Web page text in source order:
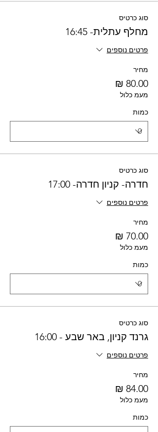
סוג כרטיס
מחלף עתלית- 16:45
פרטים נוספים
מחיר
מעמ כלול
כמות
סוג כרטיס
חדרה- קניון חדרה- 17:00
פרטים נוספים
מחיר
מעמ כלול
כמות
סוג כרטיס
גרנד קניון, באר שבע - 16:00
פרטים נוספים
מחיר
מעמ כלול
כמות